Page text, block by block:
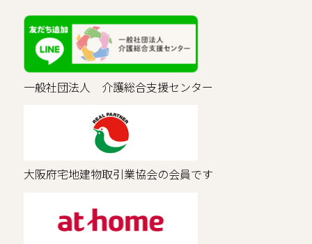
一般社団法人 介護総合支援センター
大阪府宅地建物取引業協会の会員です